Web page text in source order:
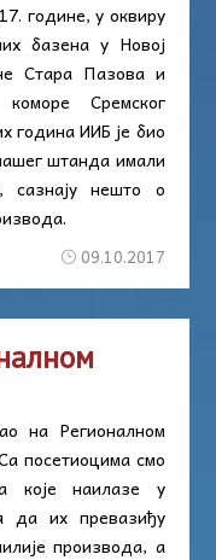
године, у оквиру
базена у Новој
Стара Пазова и
Сремског
година ИИБ је био
штанда имали
нешто о
09.10.2017
на Регионалном
посетиоцима смо
које наилазе у
да их превазиђу
производа, а